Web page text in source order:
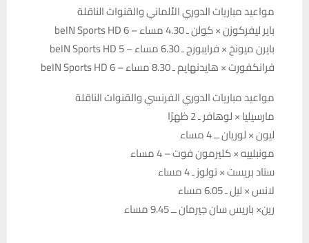
مواعيد مباريات الدوري الألماني والقنوات الناقلة
باير ليفركوزن × كولن ـ 4.30 مساء – beIN Sports HD 6
بايرن ميونخ × فرايبورج ـ 6.30 مساء – beIN Sports HD 5
فرانكفورت × هايدنهايم ـ 8.30 مساء – beIN Sports HD 6
مواعيد مباريات الدوري الفرنسي والقنوات الناقلة
مارسيليا × لوهافر ـ 2 ظهرًا
ليون × لوريان ــ 4 مساء
مونبلييه × كليرمون فوت – 4 مساء
ستاد بريست × تولوز ـ 4 مساء
لانس × ليل ـ 6.05 مساء
رين× باريس سان جيرمان ــ 9.45 مساء